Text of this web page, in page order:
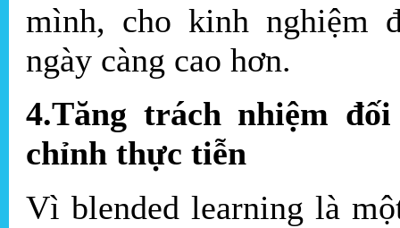
mình, cho kinh nghiệm
ngày càng cao hơn.
4.Tăng trách nhiệm
chỉnh thực tiễn
Vì blended learning là